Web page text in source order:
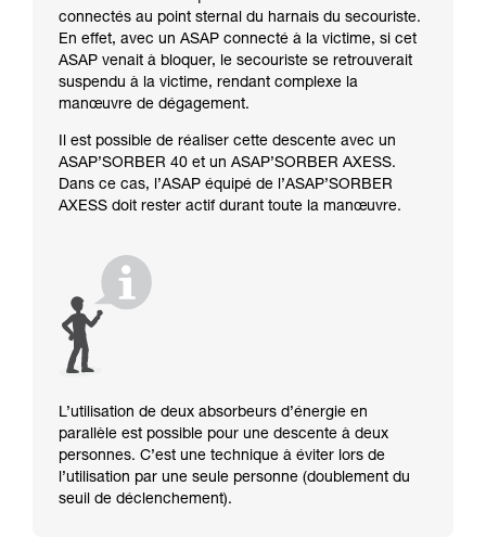
connectés au point sternal du harnais du secouriste.
En effet, avec un ASAP connecté à la victime, si cet
ASAP venait à bloquer, le secouriste se retrouverait
suspendu à la victime, rendant complexe la
manœuvre de dégagement.
Il est possible de réaliser cette descente avec un
ASAP’SORBER 40 et un ASAP’SORBER AXESS.
Dans ce cas, l’ASAP équipé de l’ASAP’SORBER
AXESS doit rester actif durant toute la manœuvre.
L’utilisation de deux absorbeurs d’énergie en
parallèle est possible pour une descente à deux
personnes. C’est une technique à éviter lors de
l’utilisation par une seule personne (doublement du
seuil de déclenchement).